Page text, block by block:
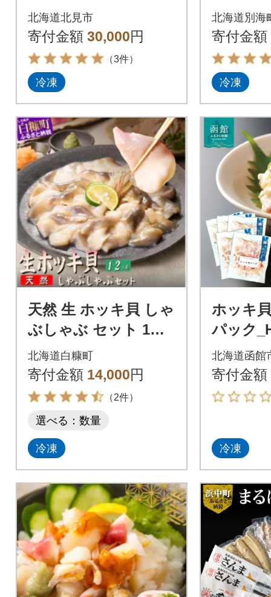
ット【ホッキ貝、ツ
ブ貝、ホタテ、う
に】小分けで便利
北海道北見市
寄付金額 30,000円
（3件）
冷凍
北海道
済 別海
北海道別海
寄付金額
冷凍
天然 生 ホッキ貝 しゃ
ぶしゃぶ セット 1～2
人前
北海道白糠町
寄付金額 14,000円
（2件）
選べる：数量
冷凍
ホッキ
パック
北海道函館
寄付金額
冷凍